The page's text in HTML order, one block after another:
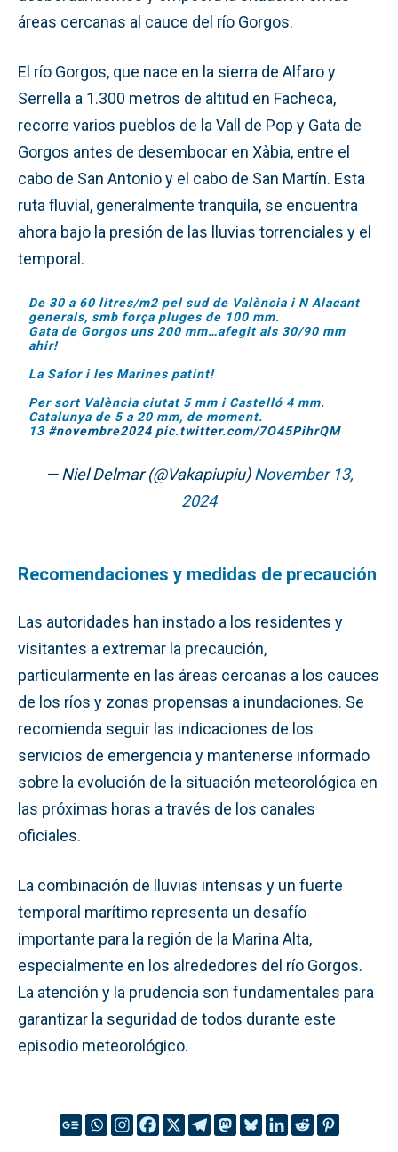
áreas cercanas al cauce del río Gorgos.
El río Gorgos, que nace en la sierra de Alfaro y
Serrella a 1.300 metros de altitud en Facheca,
recorre varios pueblos de la Vall de Pop y Gata de
Gorgos antes de desembocar en Xàbia, entre el
cabo de San Antonio y el cabo de San Martín. Esta
ruta fluvial, generalmente tranquila, se encuentra
ahora bajo la presión de las lluvias torrenciales y el
temporal.
De 30 a 60 litres/m2 pel sud de València i N Alacant
generals, smb força pluges de 100 mm.
Gata de Gorgos uns 200 mm…afegit als 30/90 mm
ahir!
La Safor i les Marines patint!
Per sort València ciutat 5 mm i Castelló 4 mm.
Catalunya de 5 a 20 mm, de moment.
13 #novembre2024 pic.twitter.com/7O45PihrQM
— Niel Delmar (@Vakapiupiu)November 13,
2024
Recomendaciones y medidas de precaución
Las autoridades han instado a los residentes y
visitantes a extremar la precaución,
particularmente en las áreas cercanas a los cauces
de los ríos y zonas propensas a inundaciones. Se
recomienda seguir las indicaciones de los
servicios de emergencia y mantenerse informado
sobre la evolución de la situación meteorológica en
las próximas horas a través de los canales
oficiales.
La combinación de lluvias intensas y un fuerte
temporal marítimo representa un desafío
importante para la región de la Marina Alta,
especialmente en los alrededores del río Gorgos.
La atención y la prudencia son fundamentales para
garantizar la seguridad de todos durante este
episodio meteorológico.